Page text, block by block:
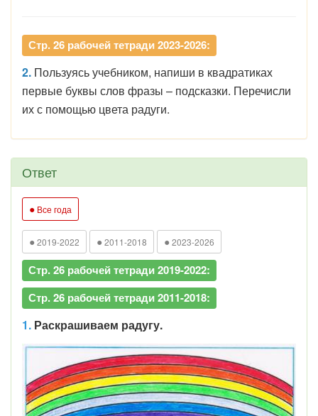
Стр. 26 рабочей тетради 2023-2026:
2. Пользуясь учебником, напиши в квадратиках
первые буквы слов фразы – подсказки. Перечисли
их с помощью цвета радуги.
Ответ
● Все года
● 2019-2022 ● 2011-2018 ● 2023-2026
Стр. 26 рабочей тетради 2019-2022:
Стр. 26 рабочей тетради 2011-2018:
1. Раскрашиваем радугу.